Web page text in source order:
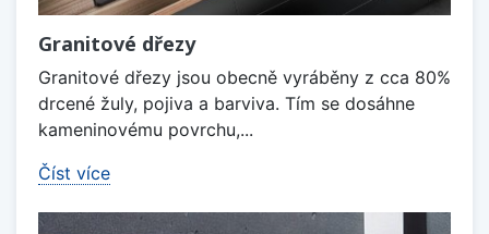
Granitové dřezy
Granitové dřezy jsou obecně vyráběny z cca 80%
drcené žuly, pojiva a barviva. Tím se dosáhne
kameninovému povrchu,...
Číst více